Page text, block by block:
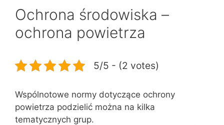
Ochrona środowiska –
ochrona powietrza
5/5 - (2 votes)
Wspólnotowe normy dotyczące ochrony
powietrza podzielić można na kilka
tematycznych grup.